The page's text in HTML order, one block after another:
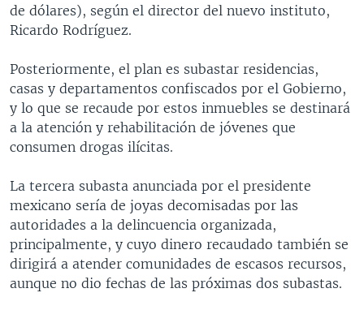
de dólares), según el director del nuevo instituto,
Ricardo Rodríguez.
Posteriormente, el plan es subastar residencias,
casas y departamentos confiscados por el Gobierno,
y lo que se recaude por estos inmuebles se destinará
a la atención y rehabilitación de jóvenes que
consumen drogas ilícitas.
La tercera subasta anunciada por el presidente
mexicano sería de joyas decomisadas por las
autoridades a la delincuencia organizada,
principalmente, y cuyo dinero recaudado también se
dirigirá a atender comunidades de escasos recursos,
aunque no dio fechas de las próximas dos subastas.